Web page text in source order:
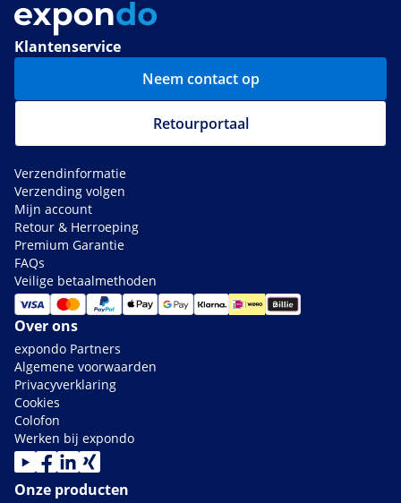
Klantenservice
Neem contact op
Retourportaal
Verzendinformatie
Verzending volgen
Mijn account
Retour & Herroeping
Premium Garantie
FAQs
Veilige betaalmethoden
Over ons
expondo Partners
Algemene voorwaarden
Privacyverklaring
Cookies
Colofon
Werken bij expondo
Onze producten